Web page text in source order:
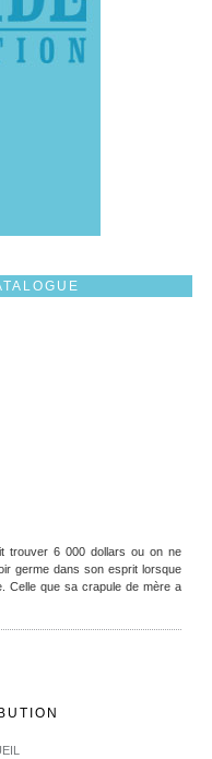
trouver 6 000 dollars ou on ne
germe dans son esprit lorsque
Celle que sa crapule de mère a